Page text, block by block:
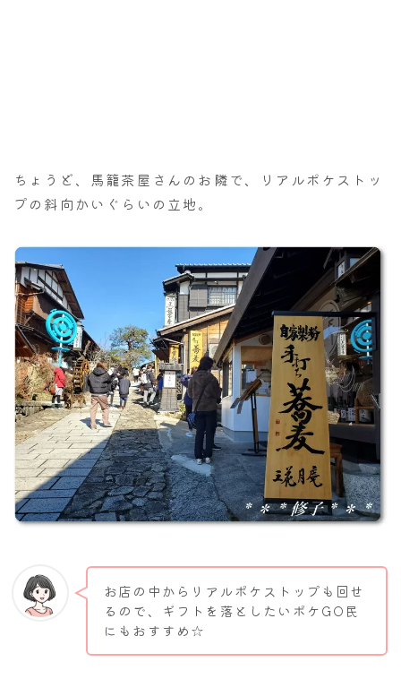
ちょうど、馬籠茶屋さんのお隣で、リアルポケストッ
プの斜向かいぐらいの立地。
お店の中からリアルポケストップも回せ
るので、ギフトを落としたいポケGO民
にもおすすめ☆